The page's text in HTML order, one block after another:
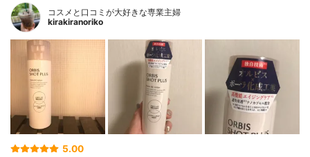
コスメと口コミが大好きな専業主婦
kirakiranoriko
5.00